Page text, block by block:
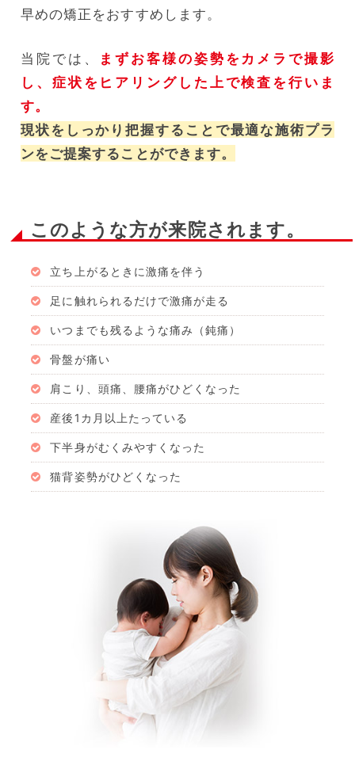
早めの矯正をおすすめします。
当院では、
まずお客様の姿勢をカメラで撮影
し、症状をヒアリングした上で検査を行いま
す。
現状をしっかり把握することで最適な施術プラ
ンをご提案することができます。
このような方が来院されます。
立ち上がるときに激痛を伴う
足に触れられるだけで激痛が走る
いつまでも残るような痛み（鈍痛）
骨盤が痛い
肩こり、頭痛、腰痛がひどくなった
産後1カ月以上たっている
下半身がむくみやすくなった
猫背姿勢がひどくなった